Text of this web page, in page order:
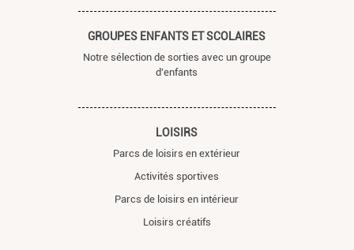
GROUPES ENFANTS ET SCOLAIRES
Notre sélection de sorties avec un groupe
d'enfants
LOISIRS
Parcs de loisirs en extérieur
Activités sportives
Parcs de loisirs en intérieur
Loisirs créatifs